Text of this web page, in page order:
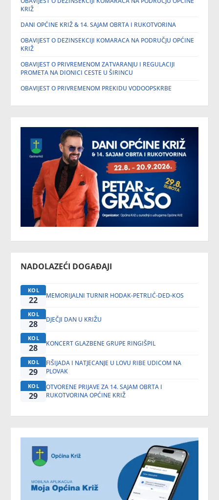
KRIŽ
DANI OPĆINE KRIŽ & 14. SAJAM OBRTA I RUKOTVORINA
OBAVIJEST O DEZINSEKCIJI KOMARACA NA PODRUČJU OPĆINE
KRIŽ
OBAVIJEST O PRIVREMENOM ZATVARANJU I REGULACIJI
PROMETA NA DIONICI CESTE U ŠIRINCU
OBAVIJEST O PRIVREMENOM PREKIDU VODOOPSKRBE
NADOLAZEĆI DOGAĐAJI
KOL
22 MEMORIJALNI TURNIR HODAK-PETRLIĆ-DED-KOS
KOL
28 DJEČJI DAN U KRIŽU
KOL
28 KONCERT GLAZBENE GRUPE RINGIŠPIL
KOL
29
FIŠIJADA I NATJECANJE U LOVU RIBE UDICOM NA
PLOVAK
KOL
29
OTVORENE PRIJAVE ZA 14. SAJAM OBRTA I
RUKOTVORINA OPĆINE KRIŽ